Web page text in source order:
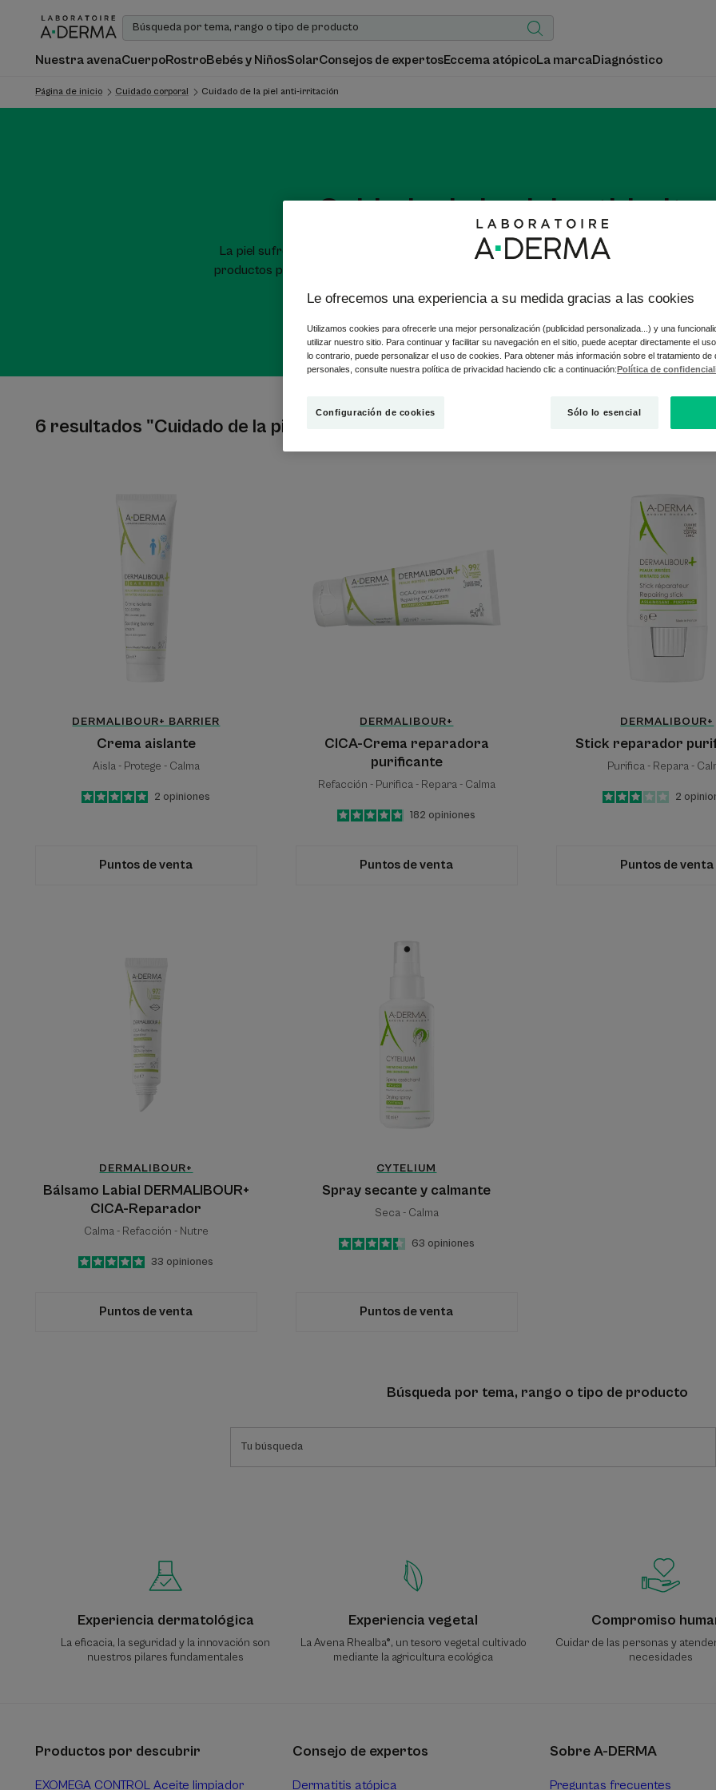
Nuestra avenaCuerpoRostroBebés y NiñosSolarConsejos de expertosEccema atópicoLa marcaDiagnóstico
Página de inicio Cuidado corporal Cuidado de la piel anti-irritación
Cuidado de la piel anti-
La piel sufre enrojecimiento, escozor y picor: calme o prevenga todas las irritaciones de
productos para el cuidado de la piel A-DERMA con avena dermatológica Rhealba®
6 resultados "Cuidado de la piel anti-irritación"
DERMALIBOUR+ BARRIER
Crema aislante
Aisla - Protege - Calma
5
/
5
2 opiniones
Puntos de venta
DERMALIBOUR+
CICA-Crema reparadora
purificante
Refacción - Purifica - Repara - Calma
4.8
/
5
182 opiniones
Puntos de venta
DERMALIBOUR+
Stick reparador
Purifica - Repara -
3
/
5
2
Puntos de venta
CICA-
Reparador
DERMALIBOUR+
Bálsamo Labial DERMALIBOUR+
CICA-Reparador
Calma - Refacción - Nutre
5
/
5
33 opiniones
Puntos de venta
secante
CYTELIUM
Spray secante y calmante
Seca - Calma
4.4
/5
63 opiniones
Puntos de venta
Búsqueda por tema, rango o tipo de producto
Experiencia dermatológica
La eficacia, la seguridad y la innovación son
nuestros pilares fundamentales
Experiencia vegetal
La Avena Rhealba®, un tesoro vegetal cultivado
mediante la agricultura ecológica
Compromiso
Cuidar de las personas y
necesidades
Productos por descubrir
EXOMEGA CONTROL Aceite limpiador
Consejo de expertos
Dermatitis atópica
Sobre A-DERMA
Preguntas frecuentes
Le ofrecemos una experiencia a su medida gracias a las cookies
Utilizamos cookies para ofrecerle una mejor personalización (publicidad personalizada...) y una
utilizar nuestro sitio. Para continuar y facilitar su navegación en el sitio, puede aceptar directamente el
lo contrario, puede personalizar el uso de cookies. Para obtener más información sobre el tratamiento de
personales, consulte nuestra política de privacidad haciendo clic a continuación:Política de
Configuración de cookies Sólo lo esencial